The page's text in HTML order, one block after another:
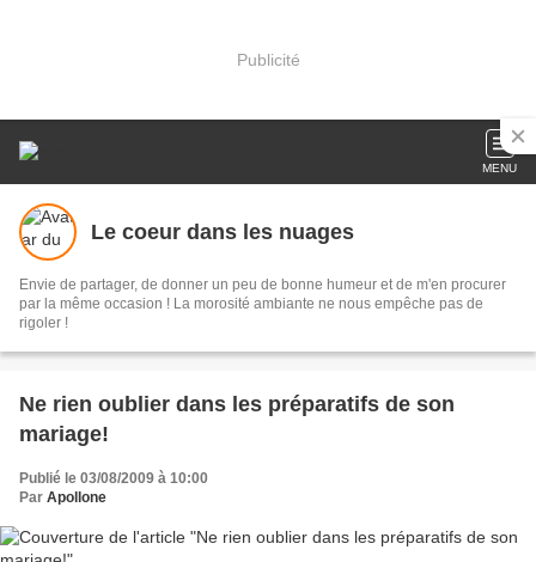
Publicité
MENU
Le coeur dans les nuages
Envie de partager, de donner un peu de bonne humeur et de m'en procurer
par la même occasion ! La morosité ambiante ne nous empêche pas de
rigoler !
Ne rien oublier dans les préparatifs de son
mariage!
Publié le 03/08/2009 à 10:00
Par Apollone